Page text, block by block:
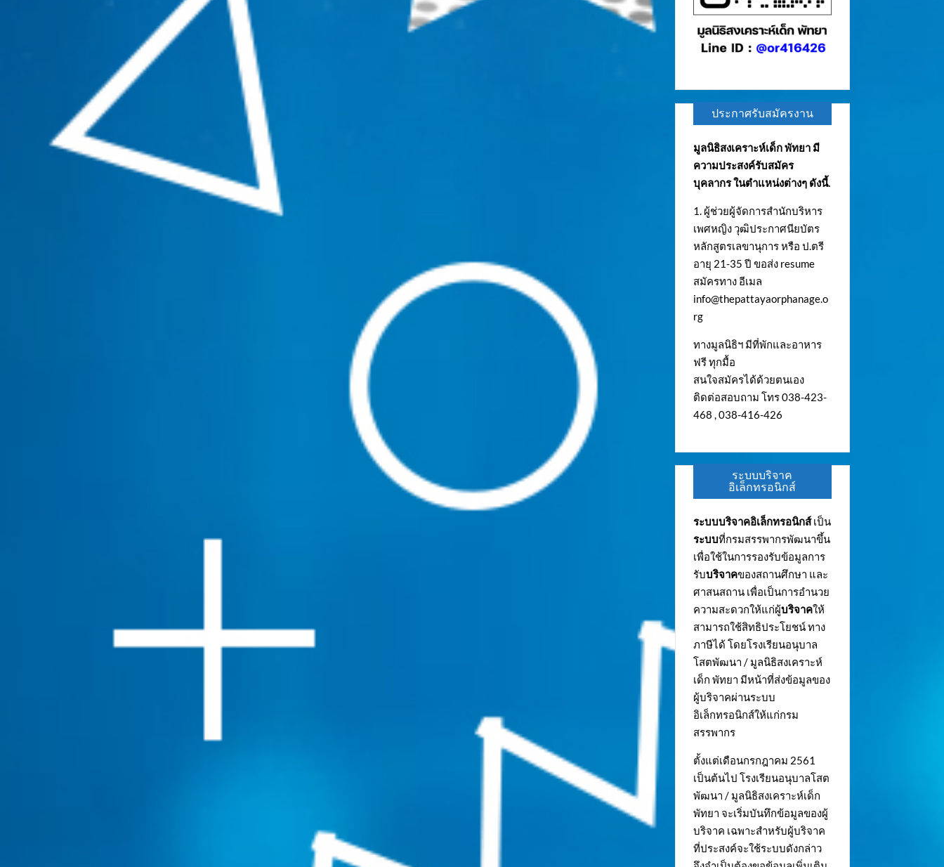
ประกาศรับสมัครงาน
มูลนิธิสงเคราะห์เด็ก พัทยา มี
ความประสงค์รับสมัคร
บุคลากร ในตำแหน่งต่างๆ ดังนี้.
1. ผู้ช่วยผู้จัดการสำนักบริหาร
เพศหญิง วุฒิประกาศนียบัตร
หลักสูตรเลขานุการ หรือ ป.ตรี
อายุ 21-35 ปี ขอส่ง resume
สมัครทาง อีเมล
info@thepattayaorphanage.o
rg
ทางมูลนิธิฯ มีที่พักและอาหาร
ฟรี ทุกมื้อ
สนใจสมัครได้ด้วยตนเอง
ติดต่อสอบถาม โทร 038-423-
468 , 038-416-426
ระบบบริจาค
อิเล็กทรอนิกส์
ระบบบริจาคอิเล็กทรอนิกส์เป็น
ระบบที่กรมสรรพากรพัฒนาขึ้น
เพื่อใช้ในการรองรับข้อมูลการ
รับบริจาคของสถานศึกษา และ
ศาสนสถาน เพื่อเป็นการอำนวย
ความสะดวกให้แก่ผู้บริจาคให้
สามารถใช้สิทธิประโยชน์ ทาง
ภาษีได้ โดยโรงเรียนอนุบาล
โสตพัฒนา / มูลนิธิสงเคราะห์
เด็ก พัทยา มีหน้าที่ส่งข้อมูลของ
ผู้บริจาคผ่านระบบ
อิเล็กทรอนิกส์ให้แก่กรม
สรรพากร
ตั้งแต่เดือนกรกฎาคม 2561
เป็นต้นไป โรงเรียนอนุบาลโสต
พัฒนา / มูลนิธิสงเคราะห์เด็ก
พัทยา จะเริ่มบันทึกข้อมูลของผู้
บริจาค เฉพาะสำหรับผู้บริจาค
ที่ประสงค์จะใช้ระบบดังกล่าว